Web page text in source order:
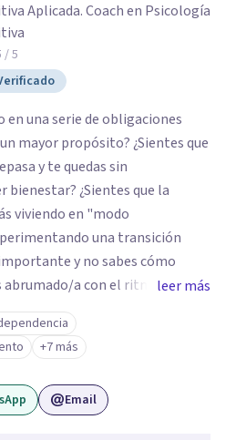
Aplicada. Coach en Psicología
/ 5
en una serie de obligaciones
propósito? ¿Sientes que
y te quedas sin
¿Sientes que la
viviendo en "modo
y no sabes cómo
hay una mejor manera de vivir?
a sientes que te gustaría
Hola, Soy
Uno de mis propósitos de
la vida de jóvenes y
leer más
+7 más
Email